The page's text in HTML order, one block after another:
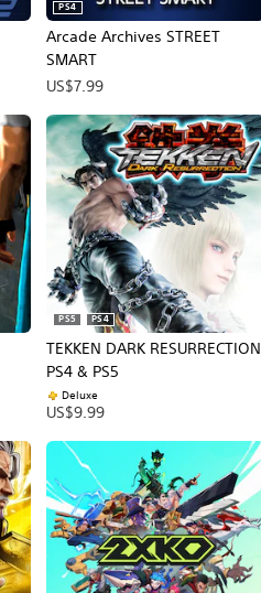
Arcade Archives STREET
SMART
PS4
US$7.99
TEKKEN DARK RESURRECTION
PS4 & PS5
PS5 PS4
Deluxe
US$9.99